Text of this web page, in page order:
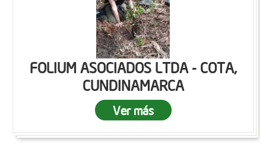
FOLIUM ASOCIADOS LTDA - COTA,
CUNDINAMARCA
Ver más